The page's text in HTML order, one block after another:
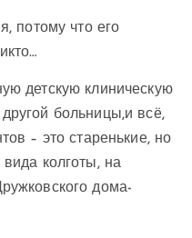
потому что его
детскую клиническую
больницы,и всё,
– это старенькие, но
колготы, на
дома-